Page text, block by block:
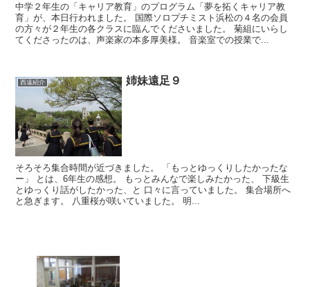
中学２年生の「キャリア教育」のプログラム「夢を拓くキャリア教
育」が、本日行われました。 国際ソロプチミスト浜松の４名の会員
の方々が２年生の各クラスに臨んでくださいました。 菊組にいらし
てくださったのは、声楽家の本多厚美様。 音楽室での授業で...
西遠紹介 姉妹遠足９
そろそろ集合時間が近づきました。 「もっとゆっくりしたかったな
ー」 とは、6年生の感想。 もっとみんなで楽しみたかった、 下級生
とゆっくり話がしたかった、と 口々に言っていました。 集合場所へ
と急ぎます。 八重桜が咲いていました。 明...